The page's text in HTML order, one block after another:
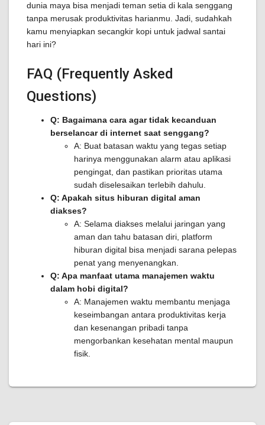
dunia maya bisa menjadi teman setia di kala senggang
tanpa merusak produktivitas harianmu. Jadi, sudahkah
kamu menyiapkan secangkir kopi untuk jadwal santai
hari ini?
FAQ (Frequently Asked
Questions)
Q: Bagaimana cara agar tidak kecanduan
berselancar di internet saat senggang?
A: Buat batasan waktu yang tegas setiap
harinya menggunakan alarm atau aplikasi
pengingat, dan pastikan prioritas utama
sudah diselesaikan terlebih dahulu.
Q: Apakah situs hiburan digital aman
diakses?
A: Selama diakses melalui jaringan yang
aman dan tahu batasan diri, platform
hiburan digital bisa menjadi sarana pelepas
penat yang menyenangkan.
Q: Apa manfaat utama manajemen waktu
dalam hobi digital?
A: Manajemen waktu membantu menjaga
keseimbangan antara produktivitas kerja
dan kesenangan pribadi tanpa
mengorbankan kesehatan mental maupun
fisik.